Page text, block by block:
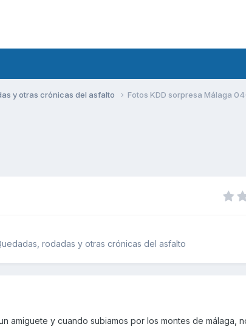
y otras crónicas del asfalto Fotos KDD sorpresa Málaga
rodadas y otras crónicas del asfalto
amiguete y cuando subiamos por los montes de málaga,